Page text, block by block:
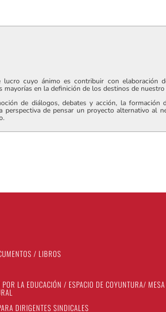
cuyo ánimo es contribuir con elaboración
en la definición de los destinos de nuestro
de diálogos, debates y acción, la formación
de pensar un proyecto alternativo al
/ LIBROS
LA EDUCACIÓN / ESPACIO DE COYUNTURA/
DIRIGENTES SINDICALES